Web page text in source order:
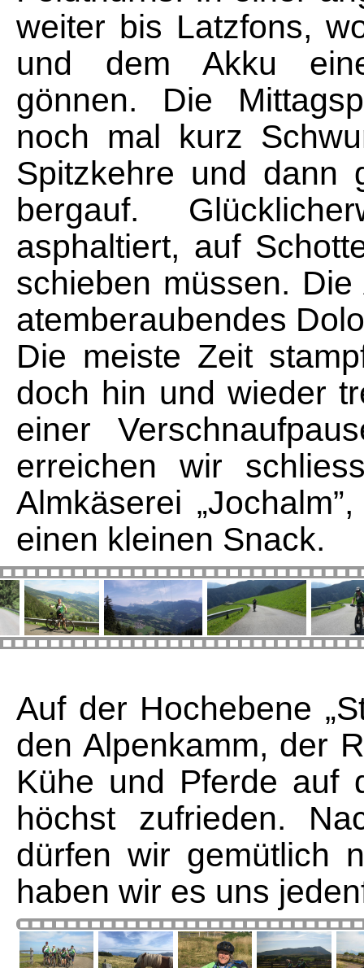
weiter bis Latzfons,
und dem Akku
gönnen. Die
noch mal kurz
Spitzkehre und dann
bergauf.
asphaltiert, auf
schieben müssen.
atemberaubendes
Die meiste Zeit
doch hin und wieder
einer
erreichen wir
Almkäserei
einen kleinen Snack.
Auf der Hochebene
den Alpenkamm, der
Kühe und Pferde auf
höchst zufrieden.
dürfen wir gemütlich
haben wir es uns